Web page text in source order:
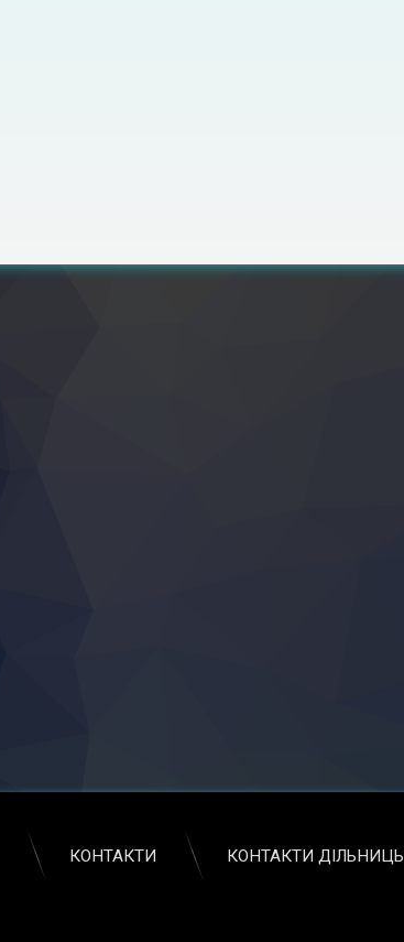
КОНТАКТИ КОНТАКТИ ДІЛЬНИЦЬ